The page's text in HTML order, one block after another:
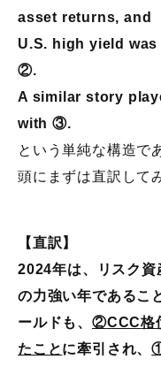
asset returns, and
U.S. high yield
②.
A similar story
with ③.
という単純な構造で
頭にまずは直訳して
【直訳】
2024年は、リスク資
の力強い年であるこ
ールドも、 ②CCC格
たことに牽引され、